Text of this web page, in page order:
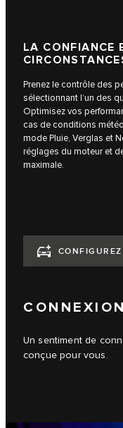
LA CONFIANCE
Prenez le contrôle des
sélectionnant l’un des
Optimisez vos
cas de conditions
mode Pluie, Verglas et
réglages du moteur et
maximale.
Un sentiment de
conçue pour vous.